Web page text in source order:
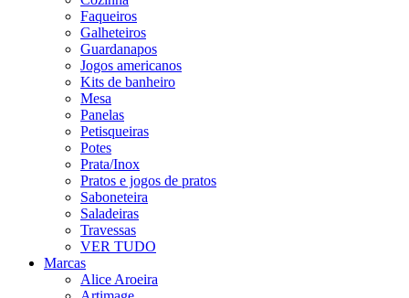
Faqueiros
Galheteiros
Guardanapos
Jogos americanos
Kits de banheiro
Mesa
Panelas
Petisqueiras
Potes
Prata/Inox
Pratos e jogos de pratos
Saboneteira
Saladeiras
Travessas
VER TUDO
Marcas
Alice Aroeira